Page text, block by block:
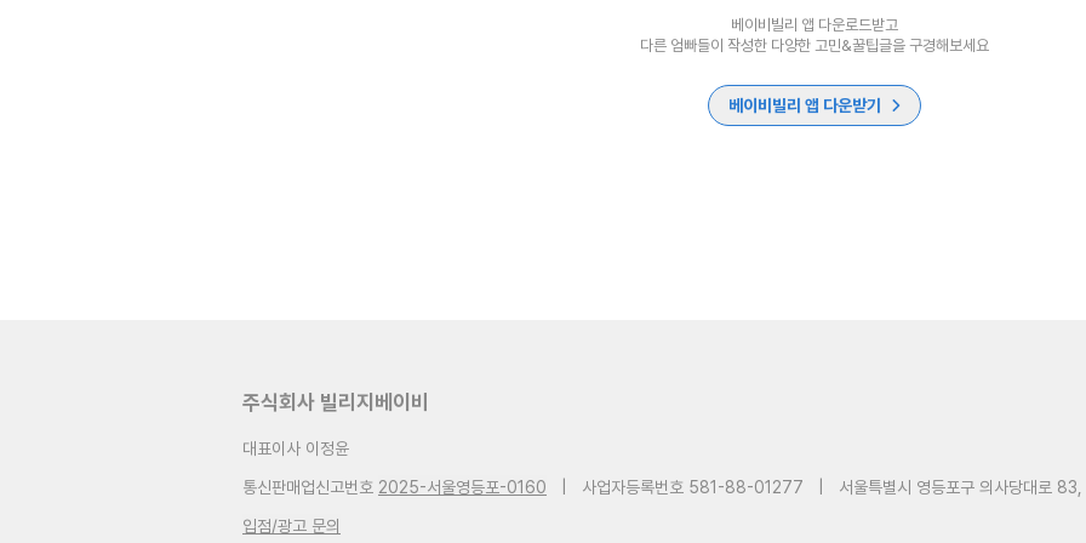
베이비빌리 앱 다운로드받고
다른 엄빠들이 작성한 다양한 고민&꿀팁글을 구경해보세요
베이비빌리 앱 다운받기
주식회사 빌리지베이비
대표이사 이정윤
통신판매업신고번호 2025-서울영등포-0160 사업자등록번호 581-88-01277
서울특별시 영등포구 의사당대로
입점/광고 문의